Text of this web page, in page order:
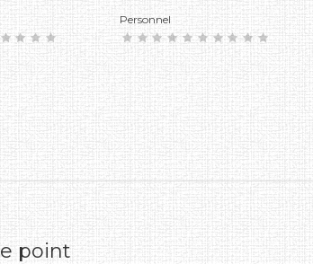
Personnel
point